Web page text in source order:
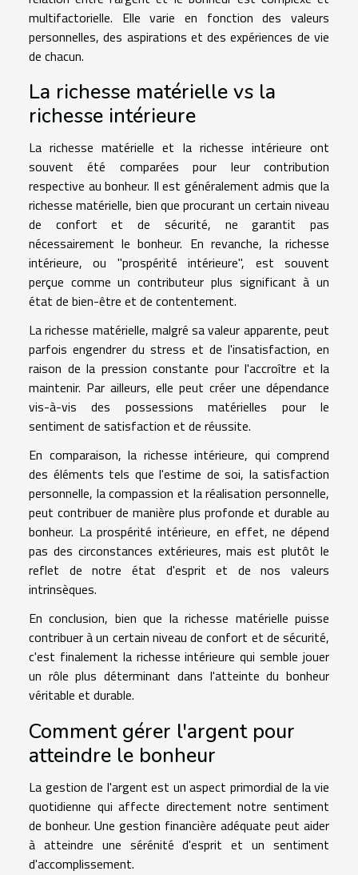
multifactorielle. Elle varie en fonction des valeurs
personnelles, des aspirations et des expériences de vie
de chacun.
La richesse matérielle vs la
richesse intérieure
La richesse matérielle et la richesse intérieure ont
souvent été comparées pour leur contribution
respective au bonheur. Il est généralement admis que la
richesse matérielle, bien que procurant un certain niveau
de confort et de sécurité, ne garantit pas
nécessairement le bonheur. En revanche, la richesse
intérieure, ou "prospérité intérieure", est souvent
perçue comme un contributeur plus significant à un
état de bien-être et de contentement.
La richesse matérielle, malgré sa valeur apparente, peut
parfois engendrer du stress et de l'insatisfaction, en
raison de la pression constante pour l'accroître et la
maintenir. Par ailleurs, elle peut créer une dépendance
vis-à-vis des possessions matérielles pour le
sentiment de satisfaction et de réussite.
En comparaison, la richesse intérieure, qui comprend
des éléments tels que l'estime de soi, la satisfaction
personnelle, la compassion et la réalisation personnelle,
peut contribuer de manière plus profonde et durable au
bonheur. La prospérité intérieure, en effet, ne dépend
pas des circonstances extérieures, mais est plutôt le
reflet de notre état d'esprit et de nos valeurs
intrinsèques.
En conclusion, bien que la richesse matérielle puisse
contribuer à un certain niveau de confort et de sécurité,
c'est finalement la richesse intérieure qui semble jouer
un rôle plus déterminant dans l'atteinte du bonheur
véritable et durable.
Comment gérer l'argent pour
atteindre le bonheur
La gestion de l'argent est un aspect primordial de la vie
quotidienne qui affecte directement notre sentiment
de bonheur. Une gestion financière adéquate peut aider
à atteindre une sérénité d'esprit et un sentiment
d'accomplissement.